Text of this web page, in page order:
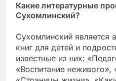
Какие литературные
Сухомлинский?
Сухомлинский является
книг для детей и
известные из них:
«Воспитание